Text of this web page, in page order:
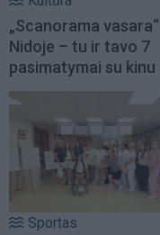
„Scanorama vasara“
Nidoje – tu ir tavo 7
pasimatymai su kinu
Sportas